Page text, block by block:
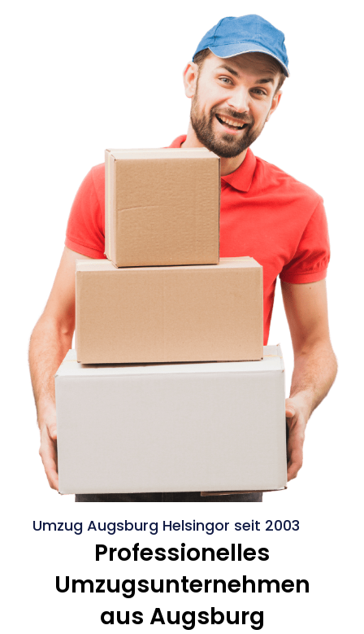
Umzug Augsburg Helsingor seit 2003
Professionelles
Umzugsunternehmen
aus Augsburg